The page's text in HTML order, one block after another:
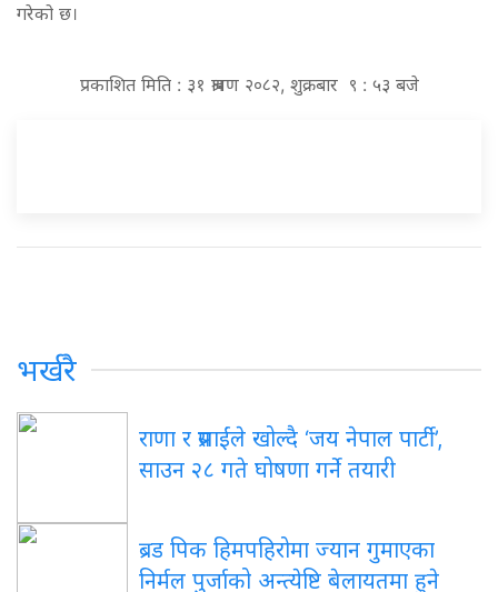
गरेको छ।
प्रकाशित मिति : ३१ श्रावण २०८२, शुक्रबार ९ : ५३ बजे
भर्खरै
राणा र प्रसाईंले खोल्दै ‘जय नेपाल पार्टी’,
साउन २८ गते घोषणा गर्ने तयारी
ब्रड पिक हिमपहिरोमा ज्यान गुमाएका
निर्मल पुर्जाको अन्त्येष्टि बेलायतमा हुने